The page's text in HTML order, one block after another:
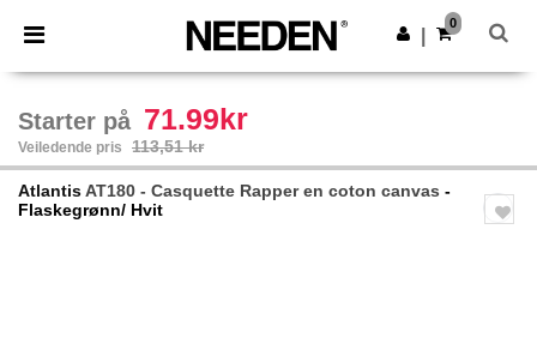
× Needen-app
Bedre priser i appen!
Last ned app
0
Starter på 71.99kr
Veiledende pris 113,51 kr
AtlantisAT180 - Casquette Rapper en coton canvas -
Flaskegrønn/ Hvit